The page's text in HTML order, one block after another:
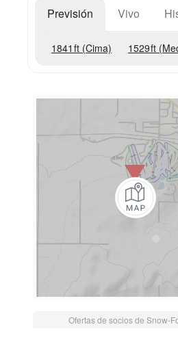
Previsión Vivo
1841 ft (Cima) 1529ft
Ofertas de socios de Snow-